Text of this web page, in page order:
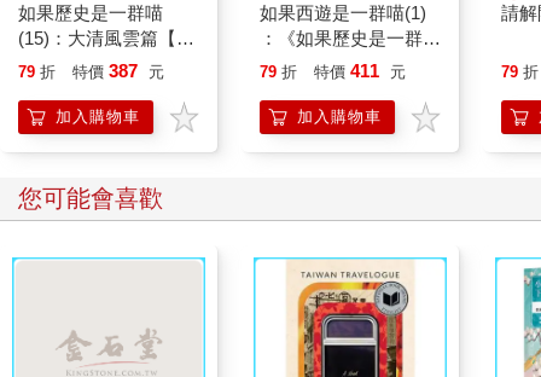
如果歷史是一群喵
(15)：大清風雲篇【萌
貓漫畫學歷史】
79 折 特價 387 元
加入購物車
如果西遊是一群喵(1)
：《如果歷史是一群
喵》作者最新力作，附
79 折 特價 411 元
加入購物車
請解
79 折
您可能會喜歡